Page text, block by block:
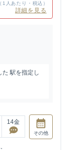
（1人あたり・税込）
詳細を見る
駅を指定し
14金
その他